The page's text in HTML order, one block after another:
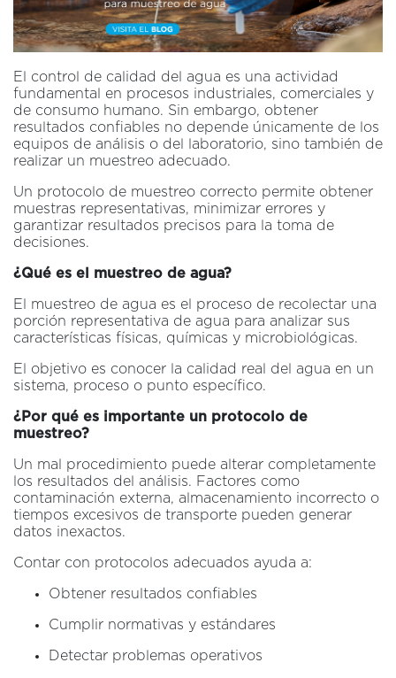
El control de calidad del agua es una actividad
fundamental en procesos industriales, comerciales y
de consumo humano. Sin embargo, obtener
resultados confiables no depende únicamente de los
equipos de análisis o del laboratorio, sino también de
realizar un muestreo adecuado.
Un protocolo de muestreo correcto permite obtener
muestras representativas, minimizar errores y
garantizar resultados precisos para la toma de
decisiones.
¿Qué es el muestreo de agua?
El muestreo de agua es el proceso de recolectar una
porción representativa de agua para analizar sus
características físicas, químicas y microbiológicas.
El objetivo es conocer la calidad real del agua en un
sistema, proceso o punto específico.
¿Por qué es importante un protocolo de
muestreo?
Un mal procedimiento puede alterar completamente
los resultados del análisis. Factores como
contaminación externa, almacenamiento incorrecto o
tiempos excesivos de transporte pueden generar
datos inexactos.
Contar con protocolos adecuados ayuda a:
Obtener resultados confiables
Cumplir normativas y estándares
Detectar problemas operativos